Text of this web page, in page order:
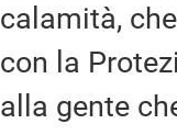
calamità,
con la
alla gente